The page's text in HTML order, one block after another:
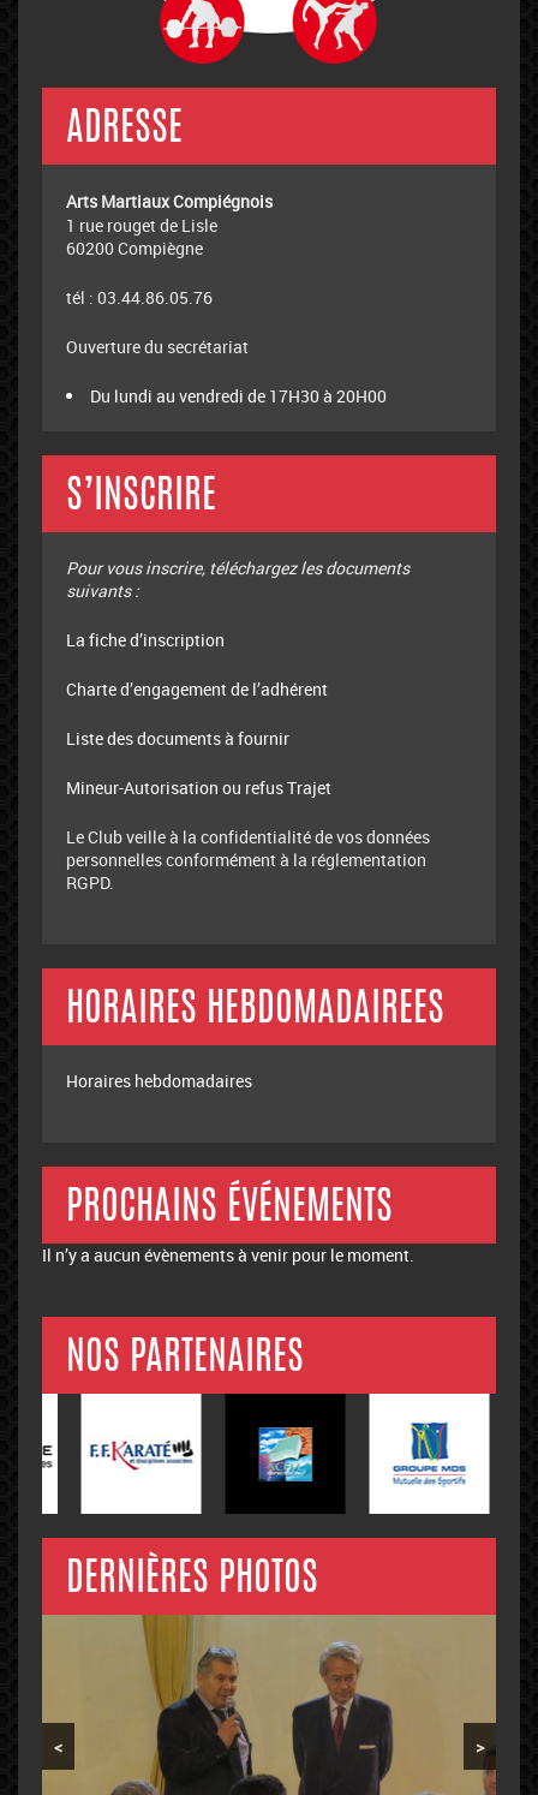
ADRESSE
Arts Martiaux Compiégnois
1 rue rouget de Lisle
60200 Compiègne
tél : 03.44.86.05.76
Ouverture du secrétariat
Du lundi au vendredi de 17H30 à 20H00
S’INSCRIRE
Pour vous inscrire, téléchargez les documents
suivants :
La fiche d’inscription
Charte d’engagement de l’adhérent
Liste des documents à fournir
Mineur-Autorisation ou refus Trajet
Le Club veille à la confidentialité de vos données
personnelles conformément à la réglementation
RGPD.
HORAIRES HEBDOMADAIREES
Horaires hebdomadaires
PROCHAINS ÉVÉNEMENTS
Il n’y a aucun évènements à venir pour le moment.
NOS PARTENAIRES
DERNIÈRES PHOTOS
< >